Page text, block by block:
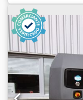
Compresor de
Venta comercial
en paquete
fiable y robusto
modelo XAS 55.
Bau GmbH,
solo eje con
inmediato en